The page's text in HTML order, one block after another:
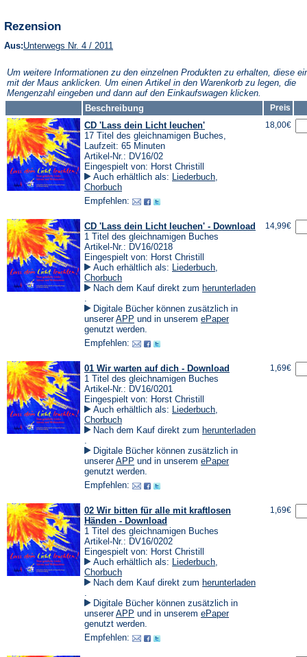
Rezension
Aus:Unterwegs Nr. 4 / 2011
neuen
Tab)
Um weitere Informationen zu den einzelnen Produkten zu erhalten, diese
mit der Maus anklicken. Um einen Artikel in den Warenkorb zu legen, die
Mengenzahl eingeben und dann auf den Einkaufswagen klicken.
Beschreibung
Preis
CD 'Lass dein Licht leuchen'
17 Titel des gleichnamigen Buches,
Laufzeit: 65 Minuten
Artikel-Nr.: DV16/02
Eingespielt von: Horst Christill
Auch erhältlich als: Liederbuch,
Chorbuch
Empfehlen:
18,00€
CD 'Lass dein Licht leuchen' - Download
1 Titel des gleichnamigen Buches
Artikel-Nr.: DV16/0218
Eingespielt von: Horst Christill
Auch erhältlich als: Liederbuch,
Chorbuch
Nach dem Kauf direkt zum herunterladen
in
einem
neuen
Tab)
.
Digitale Bücher können zusätzlich in
unsererAPP (Öffnet
in
neuen
und in unserem ePaper(Öffnet
genutzt werden.
Empfehlen:
14,99€
01 Wir warten auf dich - Download
1 Titel des gleichnamigen Buches
Artikel-Nr.: DV16/0201
Eingespielt von: Horst Christill
Auch erhältlich als: Liederbuch,
Chorbuch
Nach dem Kauf direkt zum herunterladen
in
einem
neuen
Tab)
.
Digitale Bücher können zusätzlich in
unsererAPP (Öffnet
in
neuen
und in unserem ePaper(Öffnet
genutzt werden.
Empfehlen:
1,69€
02 Wir bitten für alle mit kraftlosen
Händen - Download
1 Titel des gleichnamigen Buches
Artikel-Nr.: DV16/0202
Eingespielt von: Horst Christill
Auch erhältlich als: Liederbuch,
Chorbuch
Nach dem Kauf direkt zum herunterladen
in
einem
neuen
Tab)
.
Digitale Bücher können zusätzlich in
unsererAPP (Öffnet
in
neuen
und in unserem ePaper(Öffnet
genutzt werden.
Empfehlen:
1,69€